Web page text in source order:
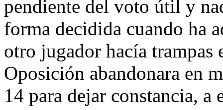
pendiente del voto útil y
forma decidida cuando ha
otro jugador hacía trampas
Oposición abandonara en
14 para dejar constancia, a